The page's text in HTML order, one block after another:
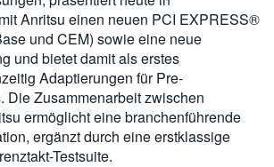
Anritsu einen neuen PCI EXPRESS®
und CEM) sowie eine neue
und bietet damit als erstes
Adaptierungen für Pre-
Die Zusammenarbeit zwischen
ermöglicht eine branchenführende
ergänzt durch eine erstklassige
Testsuite.